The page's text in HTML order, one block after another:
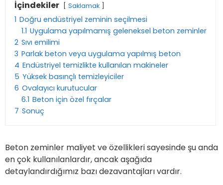
İçindekiler Saklamak
1 Doğru endüstriyel zeminin seçilmesi
1.1 Uygulama yapılmamış geleneksel beton zeminler
2 Sıvı emilimi
3 Parlak beton veya uygulama yapılmış beton
4 Endüstriyel temizlikte kullanılan makineler
5 Yüksek basınçlı temizleyiciler
6 Ovalayıcı kurutucular
6.1 Beton için özel fırçalar
7 Sonuç
Beton zeminler maliyet ve özellikleri sayesinde şu anda
en çok kullanılanlardır, ancak aşağıda
detaylandırdığımız bazı dezavantajları vardır.